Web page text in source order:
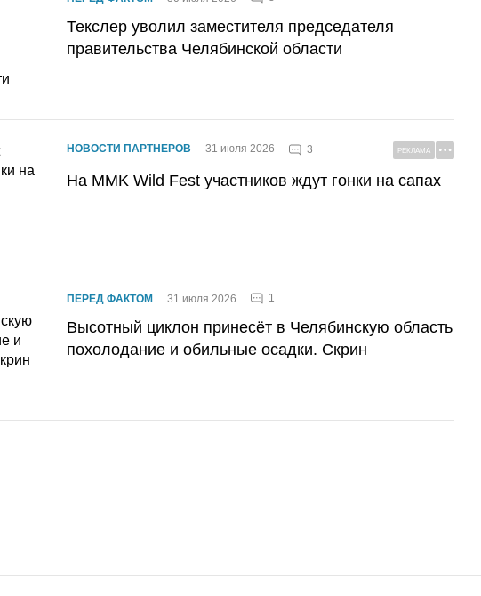
Текслер уволил заместителя председателя
правительства Челябинской области
НОВОСТИ ПАРТНЕРОВ 31 июля 2026 3 РЕКЛАМА
На MMK Wild Fest участников ждут гонки на сапах
ПЕРЕД ФАКТОМ 31 июля 2026 1
Высотный циклон принесёт в Челябинскую область
похолодание и обильные осадки. Скрин